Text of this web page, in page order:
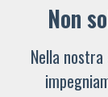
Non
Nella